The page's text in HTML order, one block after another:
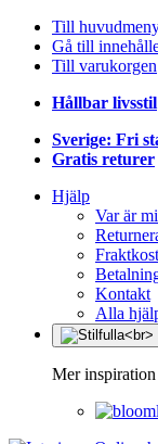
Till
Gå till
Till varukorgen
Hållbar livsstil
Sverige: Fri
Gratis returer
Hjälp
Var är
Kontakt
Alla
Mer inspiration